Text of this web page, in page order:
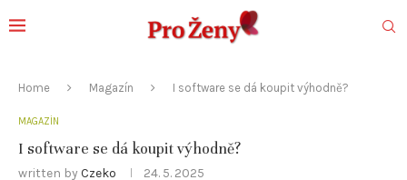
Home Magazín I software se dá koupit výhodně?
MAGAZÍN
I software se dá koupit výhodně?
written by Czeko 24. 5. 2025